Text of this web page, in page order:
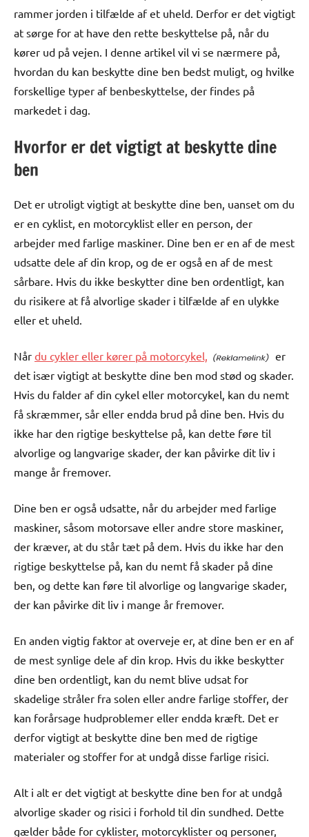
rammer jorden i tilfælde af et uheld. Derfor er det vigtigt
at sørge for at have den rette beskyttelse på, når du
kører ud på vejen. I denne artikel vil vi se nærmere på,
hvordan du kan beskytte dine ben bedst muligt, og hvilke
forskellige typer af benbeskyttelse, der findes på
markedet i dag.
Hvorfor er det vigtigt at beskytte dine
ben
Det er utroligt vigtigt at beskytte dine ben, uanset om du
er en cyklist, en motorcyklist eller en person, der
arbejder med farlige maskiner. Dine ben er en af de mest
udsatte dele af din krop, og de er også en af de mest
sårbare. Hvis du ikke beskytter dine ben ordentligt, kan
du risikere at få alvorlige skader i tilfælde af en ulykke
eller et uheld.
Når du cykler eller kører på motorcykel,
er
det især vigtigt at beskytte dine ben mod stød og skader.
Hvis du falder af din cykel eller motorcykel, kan du nemt
få skræmmer, sår eller endda brud på dine ben. Hvis du
ikke har den rigtige beskyttelse på, kan dette føre til
alvorlige og langvarige skader, der kan påvirke dit liv i
mange år fremover.
Dine ben er også udsatte, når du arbejder med farlige
maskiner, såsom motorsave eller andre store maskiner,
der kræver, at du står tæt på dem. Hvis du ikke har den
rigtige beskyttelse på, kan du nemt få skader på dine
ben, og dette kan føre til alvorlige og langvarige skader,
der kan påvirke dit liv i mange år fremover.
En anden vigtig faktor at overveje er, at dine ben er en af
de mest synlige dele af din krop. Hvis du ikke beskytter
dine ben ordentligt, kan du nemt blive udsat for
skadelige stråler fra solen eller andre farlige stoffer, der
kan forårsage hudproblemer eller endda kræft. Det er
derfor vigtigt at beskytte dine ben med de rigtige
materialer og stoffer for at undgå disse farlige risici.
Alt i alt er det vigtigt at beskytte dine ben for at undgå
alvorlige skader og risici i forhold til din sundhed. Dette
gælder både for cyklister, motorcyklister og personer,